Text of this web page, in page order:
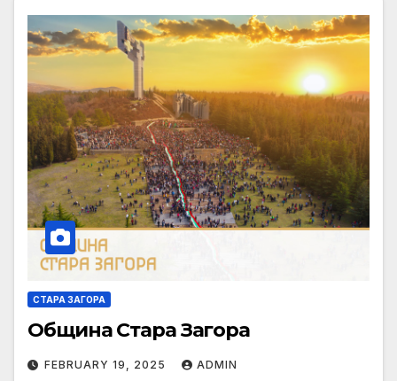
СТАРА ЗАГОРА
Община Стара Загора
FEBRUARY 19, 2025 ADMIN